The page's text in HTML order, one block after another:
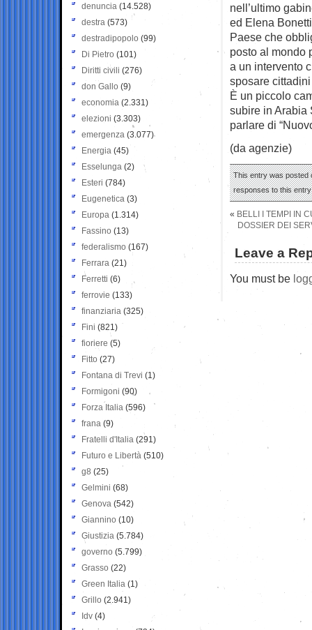
nell’ultimo
ed Elena
Paese che
posto al mondo
a un intervento
sposare
È un piccolo
subire in Arabia
parlare di
(da agenzie)
This entry was posted
responses to this
« BELLI I TEMPI IN
DOSSIER DEI
Leave a
You must be
denuncia (14.528)
destra (573)
destradipopolo (99)
Di Pietro (101)
Diritti civili (276)
don Gallo (9)
economia (2.331)
elezioni (3.303)
emergenza (3.077)
Energia (45)
Esselunga (2)
Esteri (784)
Eugenetica (3)
Europa (1.314)
Fassino (13)
federalismo (167)
Ferrara (21)
Ferretti (6)
ferrovie (133)
finanziaria (325)
Fini (821)
fioriere (5)
Fitto (27)
Fontana di Trevi (1)
Formigoni (90)
Forza Italia (596)
frana (9)
Fratelli d'Italia (291)
Futuro e Libertà (510)
g8 (25)
Gelmini (68)
Genova (542)
Giannino (10)
Giustizia (5.784)
governo (5.799)
Grasso (22)
Green Italia (1)
Grillo (2.941)
Idv (4)